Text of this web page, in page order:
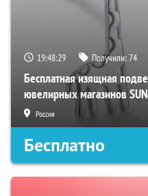
19:48:28 Получили:74
Бесплатная изящная
ювелирных магазинов
Россия
Бесплатно